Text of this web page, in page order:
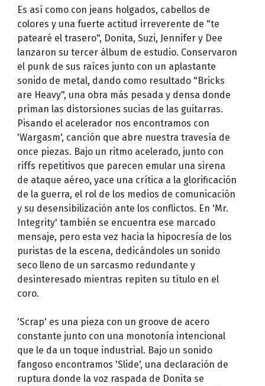
Es así como con jeans holgados, cabellos de
colores y una fuerte actitud irreverente de "te
patearé el trasero", Donita, Suzi, Jennifer y Dee
lanzaron su tercer álbum de estudio. Conservaron
el punk de sus raíces junto con un aplastante
sonido de metal, dando como resultado "Bricks
are Heavy", una obra más pesada y densa donde
priman las distorsiones sucias de las guitarras.
Pisando el acelerador nos encontramos con
'Wargasm', canción que abre nuestra travesía de
once piezas. Bajo un ritmo acelerado, junto con
riffs repetitivos que parecen emular una sirena
de ataque aéreo, yace una crítica a la glorificación
de la guerra, el rol de los medios de comunicación
y su desensibilización ante los conflictos. En 'Mr.
Integrity' también se encuentra ese marcado
mensaje, pero esta vez hacia la hipocresía de los
puristas de la escena, dedicándoles un sonido
seco lleno de un sarcasmo redundante y
desinteresado mientras repiten su título en el
coro.
'Scrap' es una pieza con un groove de acero
constante junto con una monotonía intencional
que le da un toque industrial. Bajo un sonido
fangoso encontramos 'Slide', una declaración de
ruptura donde la voz raspada de Donita se